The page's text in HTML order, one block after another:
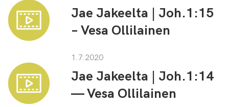
Jae Jakeelta | Joh.1:15
– Vesa Ollilainen
1.7.2020
Jae Jakeelta | Joh.1:14
— Vesa Ollilainen